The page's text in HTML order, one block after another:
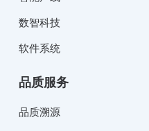
数智科技
软件系统
品质服务
品质溯源